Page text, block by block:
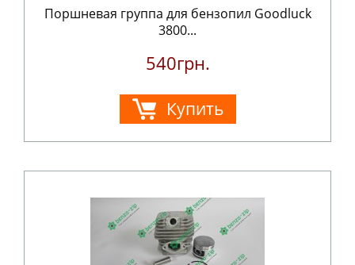
Поршневая группа для бензопил Goodluck
3800...
540грн.
Купить